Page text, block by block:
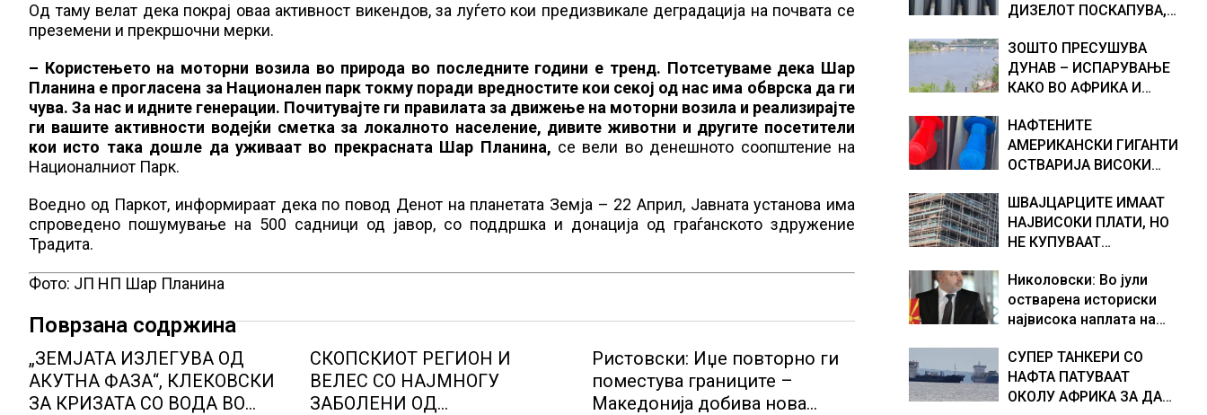
Од таму велат дека покрај оваа активност викендов, за луѓето кои предизвикале деградација на почвата се
преземени и прекршочни мерки.
– Користењето на моторни возила во природа во последните години е тренд. Потсетуваме дека Шар
Планина е прогласена за Национален парк токму поради вредностите кои секој од нас има обврска да ги
чува. За нас и идните генерации. Почитувајте ги правилата за движење на моторни возила и реализирајте
ги вашите активности водејќи сметка за локалното население, дивите животни и другите посетители
кои исто така дошле да уживаат во прекрасната Шар Планина, се вели во денешното соопштение на
Националниот Парк.
Воедно од Паркот, информираат дека по повод Денот на планетата Земја – 22 Април, Јавната установа има
спроведено пошумување на 500 садници од јавор, со поддршка и донација од граѓанското здружение
Традита.
Фото: ЈП НП Шар Планина
Поврзана содржина
„ЗЕМЈАТА ИЗЛЕГУВА ОД
АКУТНА ФАЗА“, КЛЕКОВСКИ
ЗА КРИЗАТА СО ВОДА ВО
СКОПСКИОТ РЕГИОН И
ВЕЛЕС СО НАЈМНОГУ
ЗАБОЛЕНИ ОД
Ристовски: Иџе повторно ги
поместува границите –
Македонија добива нова
ДИЗЕЛОТ ПОСКАПУВА,
ГОРИВАТА
ЗОШТО ПРЕСУШУВА
ДУНАВ – ИСПАРУВАЊЕ
КАКО ВО АФРИКА И
ВОДА, објаснување на
хидрогеолог од Србија
НАФТЕНИТЕ
АМЕРИКАНСКИ ГИГАНТИ
ОСТВАРИЈА ВИСОКИ
ОД НИВ ДА ГИ НАМАЛАТ
ЦЕНИТЕ НА ГОРИВАТА
ШВАЈЦАРЦИТЕ ИМААТ
НАЈВИСОКИ ПЛАТИ, НО
НЕ КУПУВААТ
ЗОШТО?
Николовски: Во јули
остварена историски
највисока наплата на
милијарди денари –
изградивме систем што
испорачува резултати
СУПЕР ТАНКЕРИ СО
НАФТА ПАТУВААТ
ОКОЛУ АФРИКА ЗА ДА